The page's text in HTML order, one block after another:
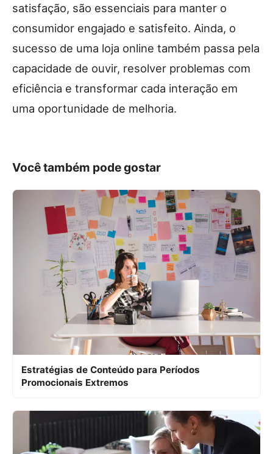
satisfação, são essenciais para manter o
consumidor engajado e satisfeito. Ainda, o
sucesso de uma loja online também passa pela
capacidade de ouvir, resolver problemas com
eficiência e transformar cada interação em
uma oportunidade de melhoria.
Você também pode gostar
Estratégias de Conteúdo para Períodos
Promocionais Extremos